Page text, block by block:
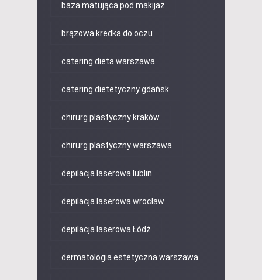
baza matująca pod makijaż
brązowa kredka do oczu
catering dieta warszawa
catering dietetyczny gdańsk
chirurg plastyczny kraków
chirurg plastyczny warszawa
depilacja laserowa lublin
depilacja laserowa wrocław
depilacja laserowa Łódź
dermatologia estetyczna warszawa